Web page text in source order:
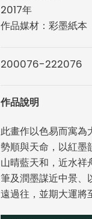
2017年
作品媒材：彩墨紙本
200076-222076
作品說明
此畫作以色易而寓為
勢順與天命，以紅墨
山晴藍天和，近水祥
筆及潤墨謀近中景、
遠過往，並期大運將